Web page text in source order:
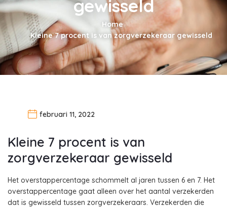
gewisseld
Home
Kleine 7 procent is van zorgverzekeraar gewisseld
februari 11, 2022
Kleine 7 procent is van
zorgverzekeraar gewisseld
Het overstappercentage schommelt al jaren tussen 6 en 7. Het
overstappercentage gaat alleen over het aantal verzekerden
dat is gewisseld tussen zorgverzekeraars. Verzekerden die